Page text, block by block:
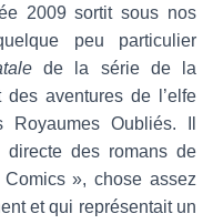
2009 sortit sous nos
peu particulier
de la série de la
aventures de l’elfe
Oubliés. Il
directe des romans de
», chose assez
et qui représentait un